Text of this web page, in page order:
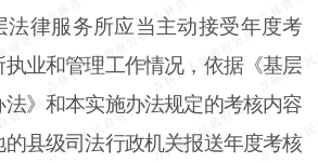
法律服务所应当主动接受年度考
业和管理工作情况，依据《基层
》和本实施办法规定的考核内容
县级司法行政机关报送年度考核